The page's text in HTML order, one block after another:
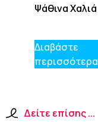
Ψάθινα Χαλιά
Διαβάστε
περισσότερα
Δείτε επίσης ...